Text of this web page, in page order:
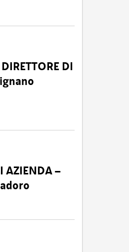
DI
AZIENDA –